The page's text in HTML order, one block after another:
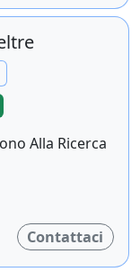
Alla Ricerca
Contattaci